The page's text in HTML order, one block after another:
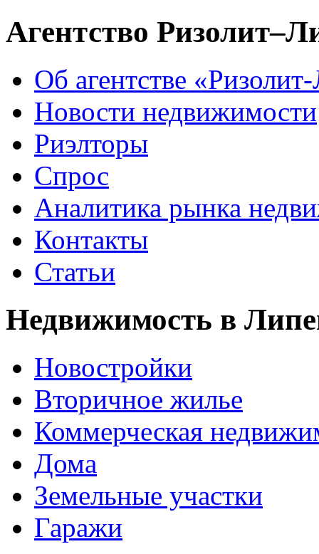
Агентство
Об агентстве
Новости недвижимости
Риэлторы
Спрос
Аналитика рынка
Контакты
Статьи
Недвижимость в
Новостройки
Вторичное жилье
Коммерческая
Дома
Земельные участки
Гаражи